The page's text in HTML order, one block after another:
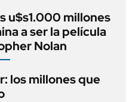
u$s1.000 millones
a ser la película
Nolan
los millones que